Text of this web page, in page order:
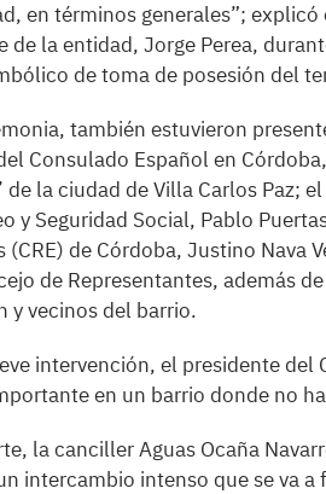
en términos generales”; explicó
de la entidad, Jorge Perea,
de toma de posesión del
también estuvieron
Consulado Español en
de la ciudad de Villa Carlos Paz;
y Seguridad Social, Pablo
(CRE) de Córdoba, Justino Nava
de Representantes, además
y vecinos del barrio.
intervención, el presidente
en un barrio donde no
la canciller Aguas Ocaña
intercambio intenso que se va